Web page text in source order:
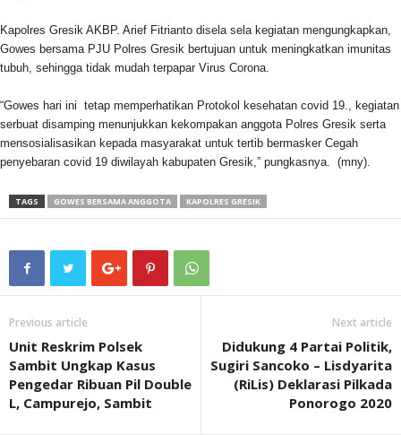
Kapolres Gresik AKBP. Arief Fitrianto disela sela kegiatan mengungkapkan,
Gowes bersama PJU Polres Gresik bertujuan untuk meningkatkan imunitas
tubuh, sehingga tidak mudah terpapar Virus Corona.
“Gowes hari ini tetap memperhatikan Protokol kesehatan covid 19., kegiatan
serbuat disamping menunjukkan kekompakan anggota Polres Gresik serta
mensosialisasikan kepada masyarakat untuk tertib bermasker Cegah
penyebaran covid 19 diwilayah kabupaten Gresik,” pungkasnya. (mny).
TAGS GOWES BERSAMA ANGGOTA KAPOLRES GRESIK
Previous article
Unit Reskrim Polsek
Sambit Ungkap Kasus
Pengedar Ribuan Pil Double
L, Campurejo, Sambit
Next article
Didukung 4 Partai Politik,
Sugiri Sancoko – Lisdyarita
(RiLis) Deklarasi Pilkada
Ponorogo 2020